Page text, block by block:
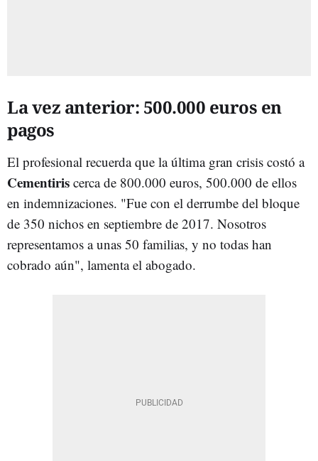
La vez anterior: 500.000 euros en
pagos
El profesional recuerda que la última gran crisis costó a
Cementiris cerca de 800.000 euros, 500.000 de ellos
en indemnizaciones. "Fue con el derrumbe del bloque
de 350 nichos en septiembre de 2017. Nosotros
representamos a unas 50 familias, y no todas han
cobrado aún", lamenta el abogado.